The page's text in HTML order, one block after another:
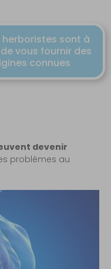
sont à
vous fournir des
connues
devenir
problèmes au